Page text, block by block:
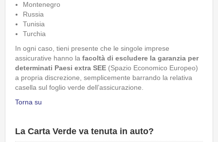
Montenegro
Russia
Tunisia
Turchia
In ogni caso, tieni presente che le singole imprese
assicurative hanno la facoltà di escludere la garanzia per
determinati Paesi extra SEE (Spazio Economico Europeo)
a propria discrezione, semplicemente barrando la relativa
casella sul foglio verde dell’assicurazione.
Torna su
La Carta Verde va tenuta in auto?